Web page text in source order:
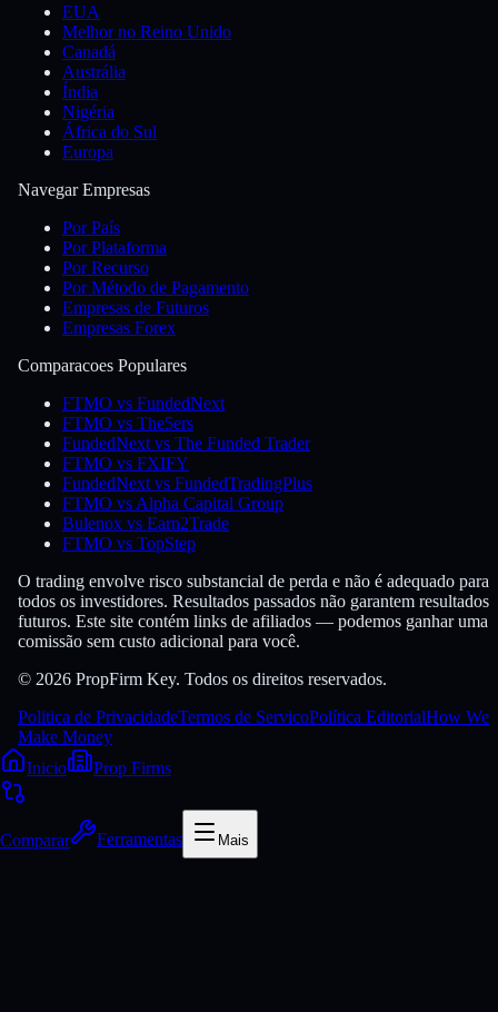
EUA
Melhor no Reino Unido
Canadá
Austrália
Índia
Nigéria
África do Sul
Europa
Navegar Empresas
Por País
Por Plataforma
Por Recurso
Por Método de Pagamento
Empresas de Futuros
Empresas Forex
Comparacoes Populares
FTMO vs FundedNext
FTMO vs The5ers
FundedNext vs The Funded Trader
FTMO vs FXIFY
FundedNext vs FundedTradingPlus
FTMO vs Alpha Capital Group
Bulenox vs Earn2Trade
FTMO vs TopStep
O trading envolve risco substancial de perda e não é adequado para
todos os investidores. Resultados passados não garantem resultados
futuros. Este site contém links de afiliados — podemos ganhar uma
comissão sem custo adicional para você.
© 2026 PropFirm Key. Todos os direitos reservados.
Politica de PrivacidadeTermos de ServicoPolítica EditorialHow We
Make Money
Inicio
Prop Firms
Comparar Ferramentas Mais